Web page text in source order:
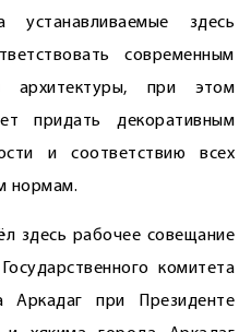
здесь
современным
архитектуры, при этом
придать декоративным
и соответствию всех
нормам.
здесь рабочее совещание
комитета
Аркадаг при Президенте